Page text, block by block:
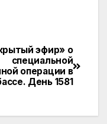
эфир» о
специальной
операции в
День 1581